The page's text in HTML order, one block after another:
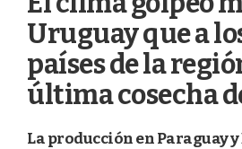
Uruguay que a
países de la
última cosecha
La producción en Paraguay